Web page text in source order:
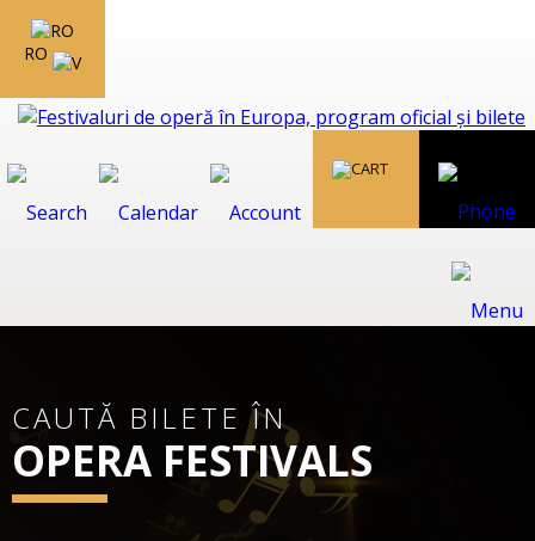
RO
CAUTĂ BILETE ÎN
OPERA FESTIVALS